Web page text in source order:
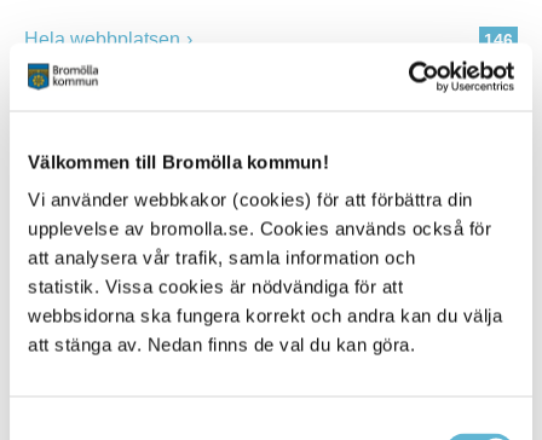
Välkommen till Bromölla kommun!
Vi använder webbkakor (cookies) för att förbättra din
upplevelse av bromolla.se. Cookies används också för
att analysera vår trafik, samla information och
statistik. Vissa cookies är nödvändiga för att
webbsidorna ska fungera korrekt och andra kan du välja
att stänga av. Nedan finns de val du kan göra.
146
Hela webbplatsen
Alla platser